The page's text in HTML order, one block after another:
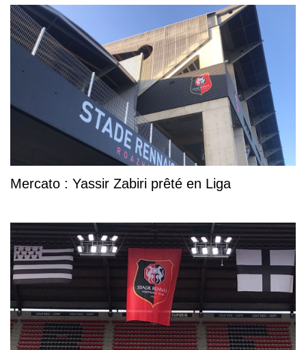
Mercato : Yassir Zabiri prêté en Liga